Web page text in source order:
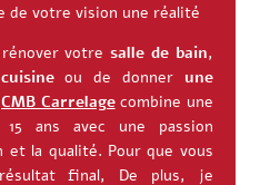
de votre vision une réalité
rénover votresalle de bain,
ou de donner une
CMB Carrelagecombine une
ans avec une passion
et la qualité. Pour que vous
final, De plus, je